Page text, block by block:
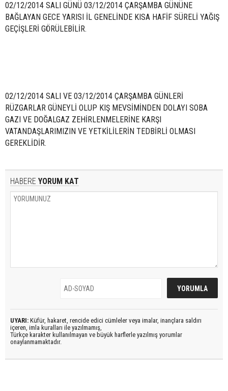
02/12/2014 SALI GÜNÜ 03/12/2014 ÇARŞAMBA GÜNÜNE
BAĞLAYAN GECE YARISI İL GENELİNDE KISA HAFİF SÜRELİ YAĞIŞ
GEÇİŞLERİ GÖRÜLEBİLİR.
02/12/2014 SALI VE 03/12/2014 ÇARŞAMBA GÜNLERİ
RÜZGARLAR GÜNEYLİ OLUP KIŞ MEVSİMİNDEN DOLAYI SOBA
GAZI VE DOĞALGAZ ZEHİRLENMELERİNE KARŞI
VATANDAŞLARIMIZIN VE YETKİLİLERİN TEDBİRLİ OLMASI
GEREKLİDİR.
HABERE YORUM KAT
UYARI: Küfür, hakaret, rencide edici cümleler veya imalar, inançlara saldırı
içeren, imla kuralları ile yazılmamış,
Türkçe karakter kullanılmayan ve büyük harflerle yazılmış yorumlar
onaylanmamaktadır.